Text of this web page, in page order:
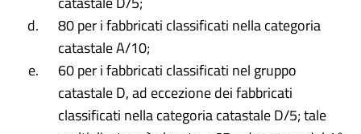
80 per i fabbricati classificati nella categoria
catastale A/10;
60 per i fabbricati classificati nel gruppo
catastale D, ad eccezione dei fabbricati
classificati nella categoria catastale D/5; tale